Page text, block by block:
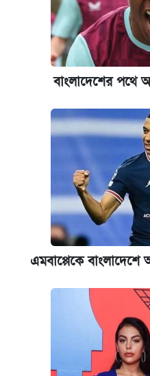
আজকের বাজারে
ঢাবি আইবিএর
আবেদন ১২ আগস্ট পর্যন্ত
প্রতিষ্ঠান প্রধানদের
বাংলাদেশের পথে
এমবাপ্পেকে